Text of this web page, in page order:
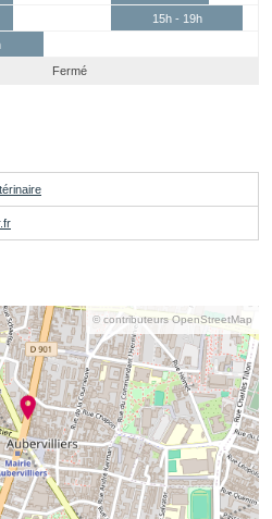
15h - 19h
Fermé
© contributeurs OpenStreetMap